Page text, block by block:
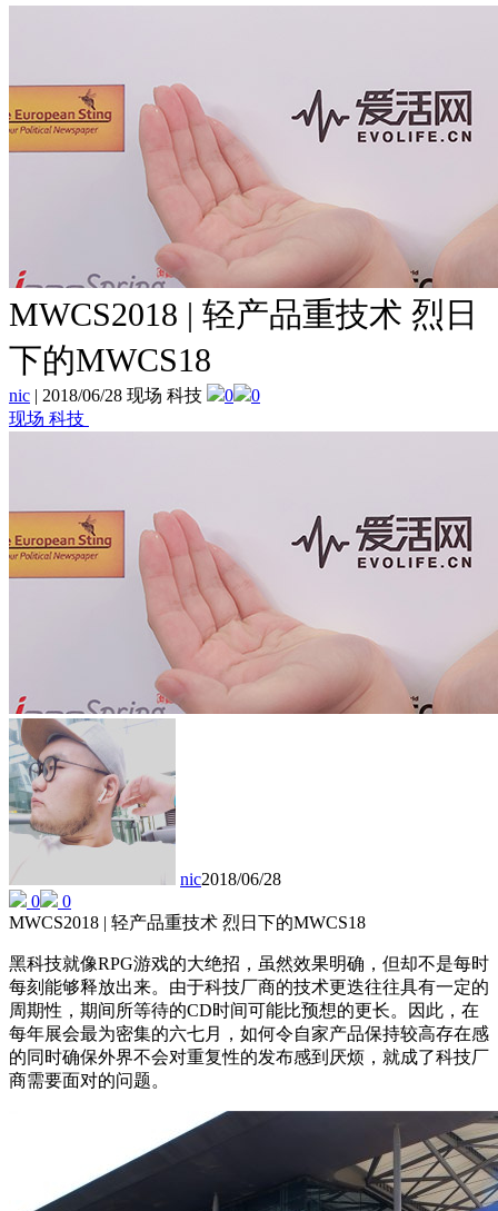
MWCS2018 | 轻产品重技术 烈日
下的MWCS18
nic | 2018/06/28 现场 科技 0
0
现场 科技
nic2018/06/28
0
0
MWCS2018 | 轻产品重技术 烈日下的MWCS18
黑科技就像RPG游戏的大绝招，虽然效果明确，但却不是每时
每刻能够释放出来。由于科技厂商的技术更迭往往具有一定的
周期性，期间所等待的CD时间可能比预想的更长。因此，在
每年展会最为密集的六七月，如何令自家产品保持较高存在感
的同时确保外界不会对重复性的发布感到厌烦，就成了科技厂
商需要面对的问题。